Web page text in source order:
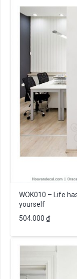
WOK010 – Life
yourself
504.000 ₫